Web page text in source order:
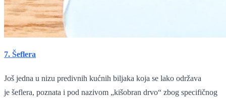
7. Šeflera
Još jedna u nizu predivnih kućnih biljaka koja se lako održava
je šeflera, poznata i pod nazivom „kišobran drvo“ zbog specifičnog